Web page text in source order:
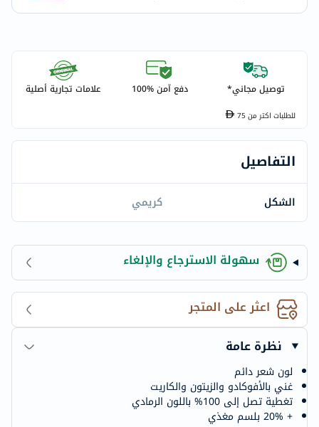
توصيل مجاني* دفع آمن %100 علامات تجارية أصلية
للطلبات اكتر من75
التفاصيل
الشكل كريمي
سهولة الاسترجاع والإلغاء
اعثر على المتجر
نظرة عامة
لون شعر دائم
غني بالأفوكادو والزيتون والكاريت
تغطية تصل إلى 100% باللون الرمادي
+ 20% بلسم مغذي